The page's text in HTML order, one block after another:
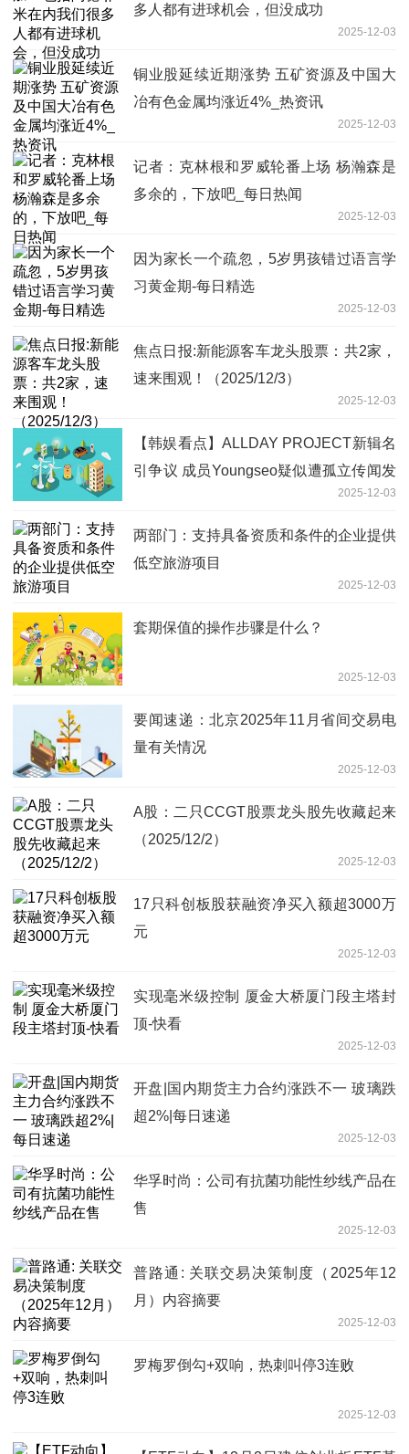
多人都有进球机会，但没成功
2025-12-03
铜业股延续近期涨势 五矿资源及中国大
冶有色金属均涨近4%_热资讯
2025-12-03
记者：克林根和罗威轮番上场 杨瀚森是
多余的，下放吧_每日热闻
2025-12-03
因为家长一个疏忽，5岁男孩错过语言学
习黄金期-每日精选
2025-12-03
焦点日报:新能源客车龙头股票：共2家，
速来围观！（2025/12/3）
2025-12-03
【韩娱看点】ALLDAY PROJECT新辑名
引争议 成员Youngseo疑似遭孤立传闻发
2025-12-03
两部门：支持具备资质和条件的企业提供
低空旅游项目
2025-12-03
套期保值的操作步骤是什么？
2025-12-03
要闻速递：北京2025年11月省间交易电
量有关情况
2025-12-03
A股：二只CCGT股票龙头股先收藏起来
（2025/12/2）
2025-12-03
17只科创板股获融资净买入额超3000万
元
2025-12-03
实现毫米级控制 厦金大桥厦门段主塔封
顶-快看
2025-12-03
开盘|国内期货主力合约涨跌不一 玻璃跌
超2%|每日速递
2025-12-03
华孚时尚：公司有抗菌功能性纱线产品在
售
2025-12-03
普路通: 关联交易决策制度（2025年12
月）内容摘要
2025-12-03
罗梅罗倒勾+双响，热刺叫停3连败
2025-12-03